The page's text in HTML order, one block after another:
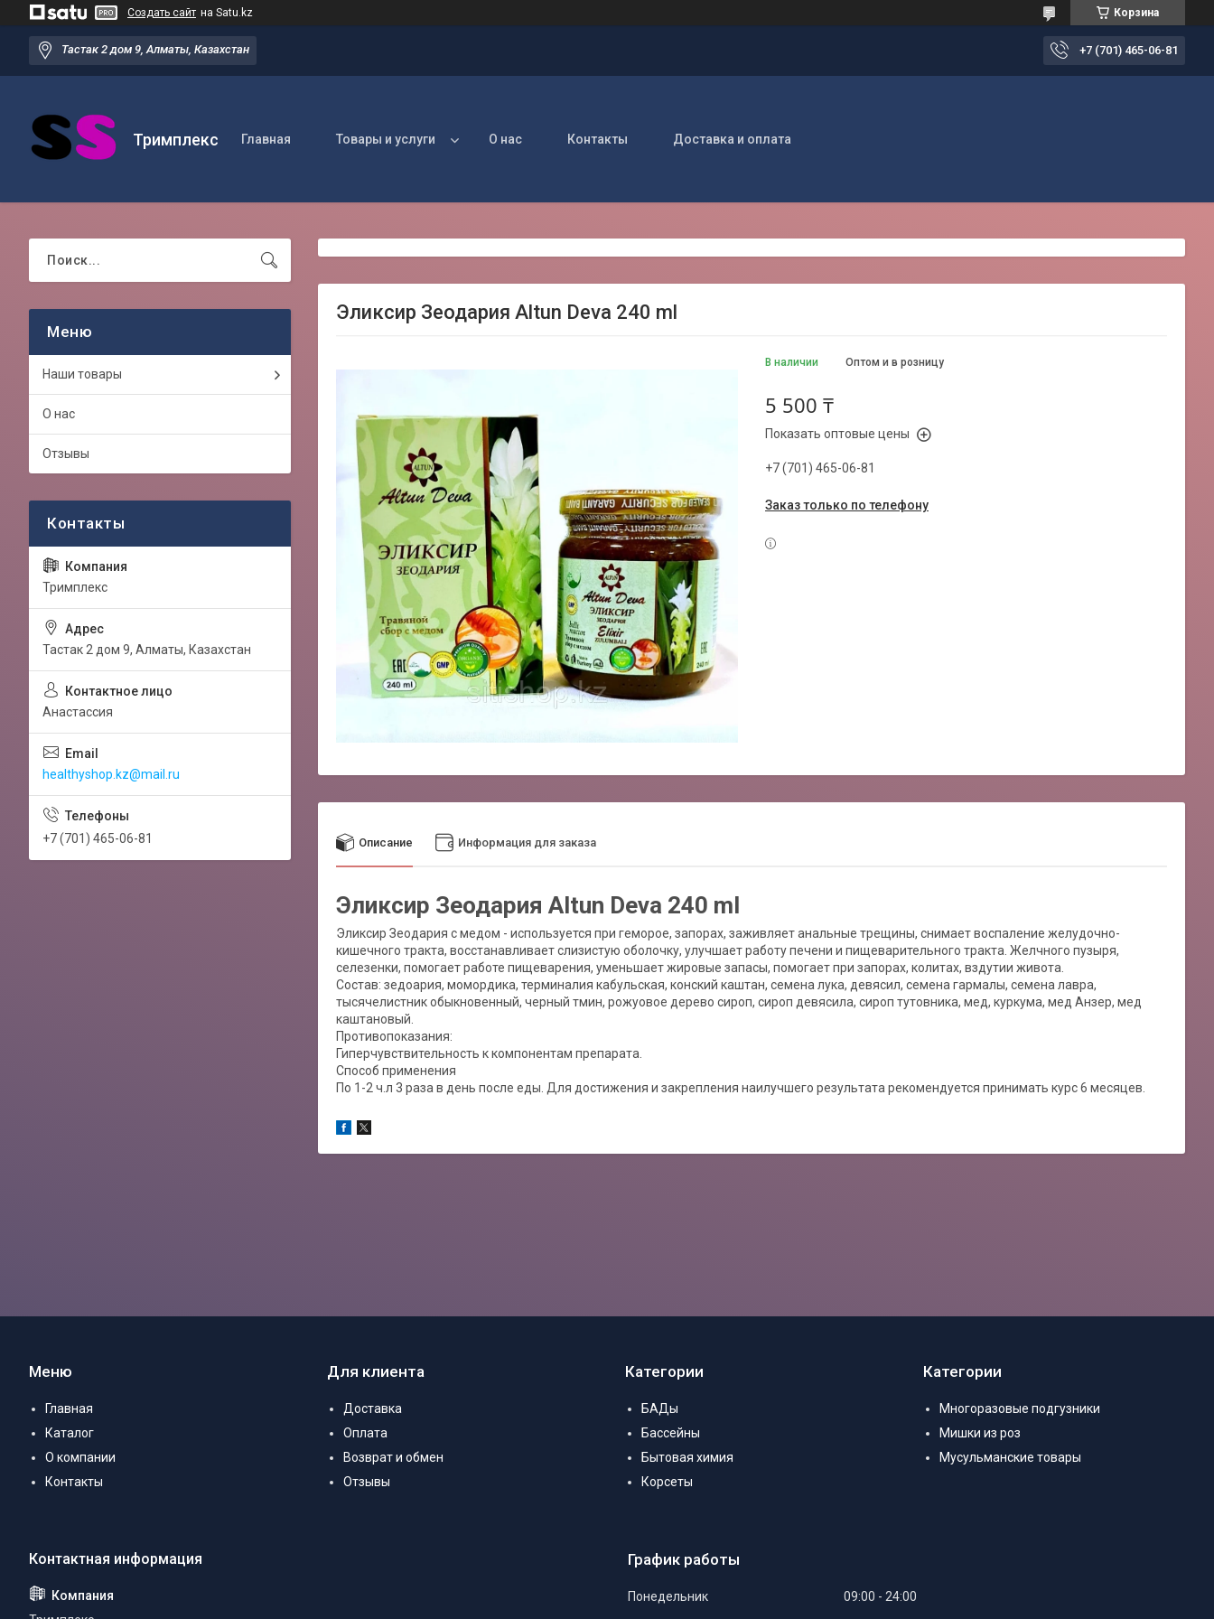
Создать сайт на Satu.kz Корзина
Тастак 2 дом 9, Алматы, Казахстан +7 (701) 465-06-81
Тримплекс Главная Товары и услуги О нас Контакты Доставка и оплата
Эликсир Зеодария Altun Deva 240 ml
В наличии Оптом и в розницу
5 500 ₸
Показать оптовые цены
+7 (701) 465-06-81
Заказ только по телефону
Описание Информация для заказа
Эликсир Зеодария Altun Deva 240 ml
Эликсир Зеодария с медом - используется при геморое, запорах, заживляет анальные трещины, снимает воспаление желудочно-
кишечного тракта, восстанавливает слизистую оболочку, улучшает работу печени и пищеварительного тракта. Желчного пузыря,
селезенки, помогает работе пищеварения, уменьшает жировые запасы, помогает при запорах, колитах, вздутии живота.
Состав: зедоария, момордика, терминалия кабульская, конский каштан, семена лука, девясил, семена гармалы, семена лавра,
тысячелистник обыкновенный, черный тмин, рожуовое дерево сироп, сироп девясила, сироп тутовника, мед, куркума, мед Анзер, мед
каштановый.
Противопоказания:
Гиперчувствительность к компонентам препарата.
Способ применения
По 1-2 ч.л 3 раза в день после еды. Для достижения и закрепления наилучшего результата рекомендуется принимать курс 6 месяцев.
Наши товары
О нас
Отзывы
Тримплекс
Тастак 2 дом 9, Алматы, Казахстан
Анастассия
healthyshop.kz@mail.ru
+7 (701) 465-06-81
Меню
Главная
Каталог
О компании
Контакты
Для клиента
Доставка
Оплата
Возврат и обмен
Отзывы
Категории
БАДы
Бассейны
Бытовая химия
Корсеты
Категории
Многоразовые подгузники
Мишки из роз
Мусульманские товары
График работы
Понедельник 09:00
24:00